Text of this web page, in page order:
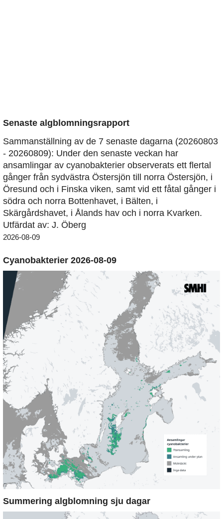
Senaste algblomningsrapport
Sammanställning av de 7 senaste dagarna (20260803
- 20260809): Under den senaste veckan har
ansamlingar av cyanobakterier observerats ett flertal
gånger från sydvästra Östersjön till norra Östersjön, i
Öresund och i Finska viken, samt vid ett fåtal gånger i
södra och norra Bottenhavet, i Bälten, i
Skärgårdshavet, i Ålands hav och i norra Kvarken.
Utfärdat av: J. Öberg
2026-08-09
Cyanobakterier 2026-08-09
Summering algblomning sju dagar